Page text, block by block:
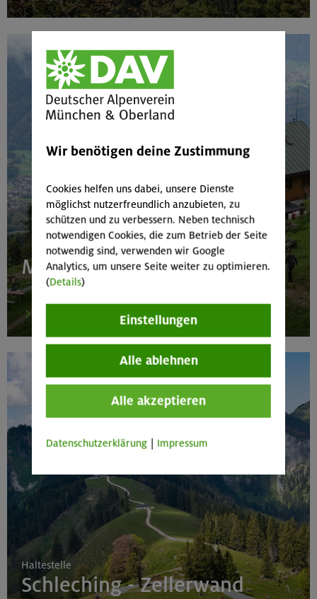
Marquartstein Rathaus
Haltestelle
Schleching - Zellerwand
Wir benötigen deine Zustimmung
Cookies helfen uns dabei, unsere Dienste
möglichst nutzerfreundlich anzubieten, zu
schützen und zu verbessern. Neben technisch
notwendigen Cookies, die zum Betrieb der Seite
notwendig sind, verwenden wir Google
Analytics, um unsere Seite weiter zu optimieren.
(Details)
Einstellungen
Alle ablehnen
Alle akzeptieren
Datenschutzerklärung Impressum